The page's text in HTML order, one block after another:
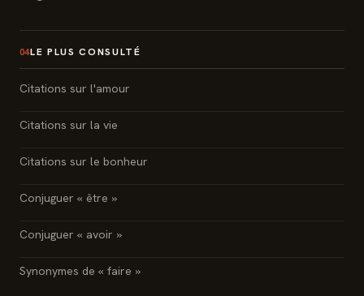
04LE PLUS CONSULTÉ
Citations sur l'amour
Citations sur la vie
Citations sur le bonheur
Conjuguer « être »
Conjuguer « avoir »
Synonymes de « faire »